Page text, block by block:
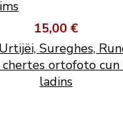
15,00 €
Sureghes,
ortofoto
ladins